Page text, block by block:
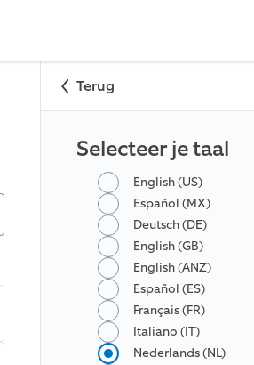
Terug
Selecteer je taal
English (US)
Español (MX)
Deutsch (DE)
English (GB)
English (ANZ)
Español (ES)
Français (FR)
Italiano (IT)
Nederlands (NL)